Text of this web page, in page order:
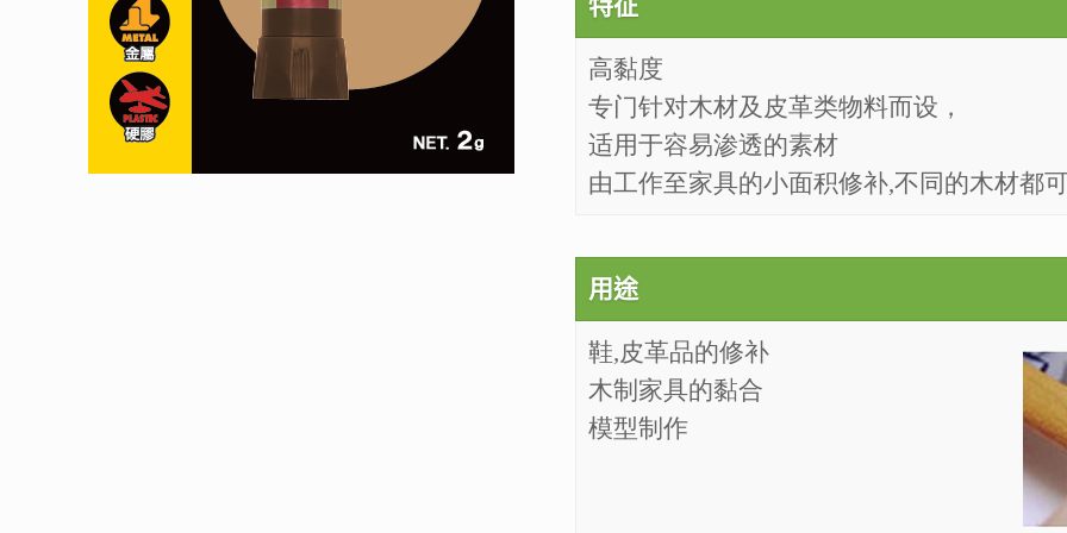
特征
高黏度
专门针对木材及皮革类物料而设，
适用于容易渗透的素材
由工作至家具的小面积修补,不同的木材都
用途
鞋,皮革品的修补
木制家具的黏合
模型制作